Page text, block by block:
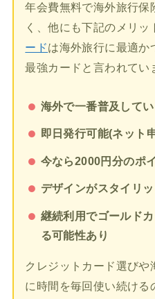
年会費無料で海外旅行保
く、他にも下記のメリッ
ードは海外旅行に最適か
最強カードと言われてい
海外で一番普及して
即日発行可能(ネット
今なら2000円分のポ
デザインがスタイリ
継続利用でゴールド
る可能性あり
クレジットカード選び
に時間を毎回使い続ける